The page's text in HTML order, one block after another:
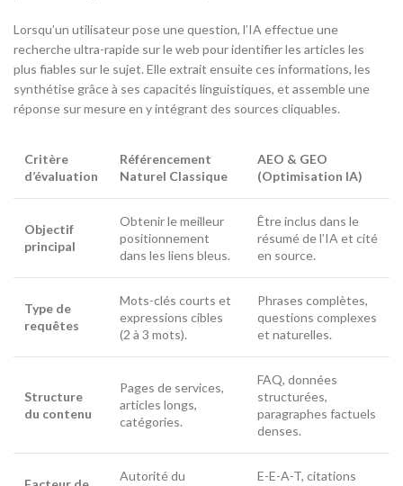
Lorsqu’un utilisateur pose une question, l’IA effectue une
recherche ultra-rapide sur le web pour identifier les articles les
plus fiables sur le sujet. Elle extrait ensuite ces informations, les
synthétise grâce à ses capacités linguistiques, et assemble une
réponse sur mesure en y intégrant des sources cliquables.
Critère
d’évaluation
Référencement
Naturel Classique
AEO & GEO
(Optimisation IA)
Objectif
principal
Obtenir le meilleur
positionnement
dans les liens bleus.
Être inclus dans le
résumé de l’IA et cité
en source.
Type de
requêtes
Mots-clés courts et
expressions cibles
(2 à 3 mots).
Phrases complètes,
questions complexes
et naturelles.
Structure
du contenu
Pages de services,
articles longs,
catégories.
FAQ, données
structurées,
paragraphes factuels
denses.
Autorité du
E-E-A-T, citations